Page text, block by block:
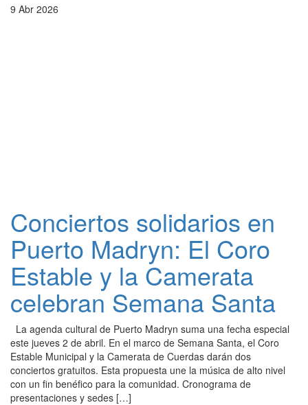
9 Abr 2026
Conciertos solidarios en
Puerto Madryn: El Coro
Estable y la Camerata
celebran Semana Santa
La agenda cultural de Puerto Madryn suma una fecha especial
este jueves 2 de abril. En el marco de Semana Santa, el Coro
Estable Municipal y la Camerata de Cuerdas darán dos
conciertos gratuitos. Esta propuesta une la música de alto nivel
con un fin benéfico para la comunidad. Cronograma de
presentaciones y sedes […]